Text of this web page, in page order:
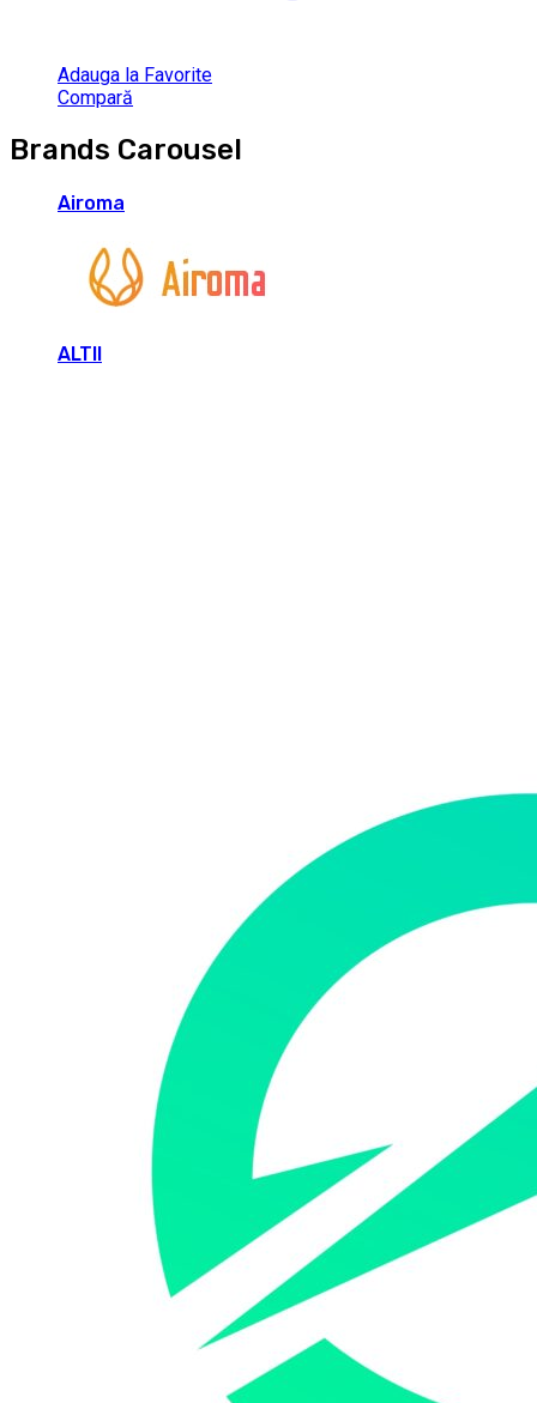
Adauga la Favorite
Compară
Brands Carousel
Airoma
ALTII